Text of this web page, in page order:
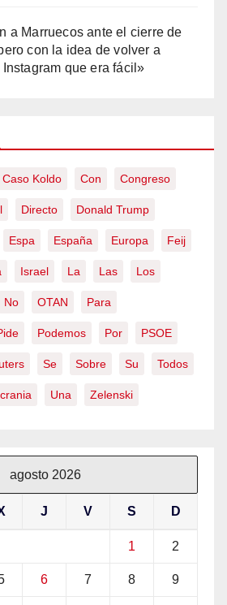
a Marruecos ante el cierre de
con la idea de volver a
que era fácil»
Caso Koldo Con Congreso
Directo Donald Trump
Espa España Europa Feij
Israel La Las Los
No OTAN Para
Podemos Por PSOE
Se Sobre Su Todos
Una Zelenski
agosto 2026
J V S D
1 2
6 7 8 9